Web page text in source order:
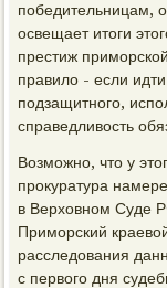
победительницам,
освещает итоги
престиж
правило - если
подзащитного,
справедливость
Возможно, что у
прокуратура
в Верховном Суде
Приморский
расследования
с первого дня